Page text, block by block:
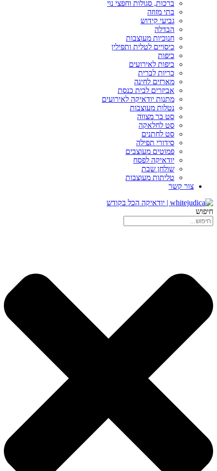
ברכות, סגולות וחפצי נוי
בתי מזוזה
גביעי קידוש
הבדלה
חנוכיות מעוצבות
כיסויים לטלית ותפילין
כיפות
כיפות לאירועים
כריות לברית
מארזים לחינה
אביזרים לבית כנסת
מתנות יודאיקה לאירועים
נטלות מעוצבות
סט בר מצווה
סט לחלאקה
סט לחתנים
סידורי תפילה
פמוטים מעוצבים
יודאיקה לפסח
שולחן שבת
טליתות מעוצבות
צור קשר
חיפוש